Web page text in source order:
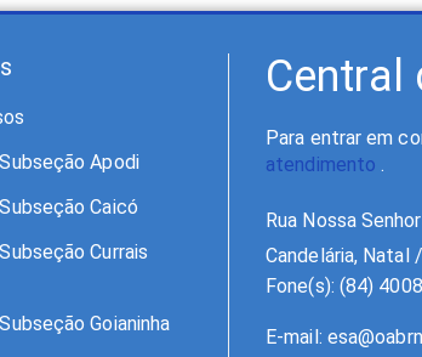
Apodi
Caicó
Currais
Goianinha
Central
Para entrar em
atendimento .
Rua Nossa
Candelária, Natal
Fone(s): (84)
E-mail: